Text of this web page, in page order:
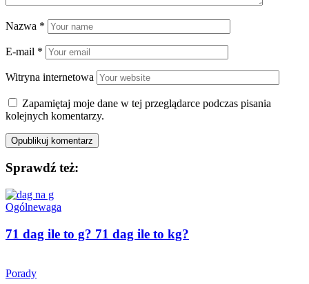
Nazwa *
E-mail *
Witryna internetowa
Zapamiętaj moje dane w tej przeglądarce podczas pisania
kolejnych komentarzy.
Sprawdź też:
Ogólnewaga
71 dag ile to g? 71 dag ile to kg?
Porady